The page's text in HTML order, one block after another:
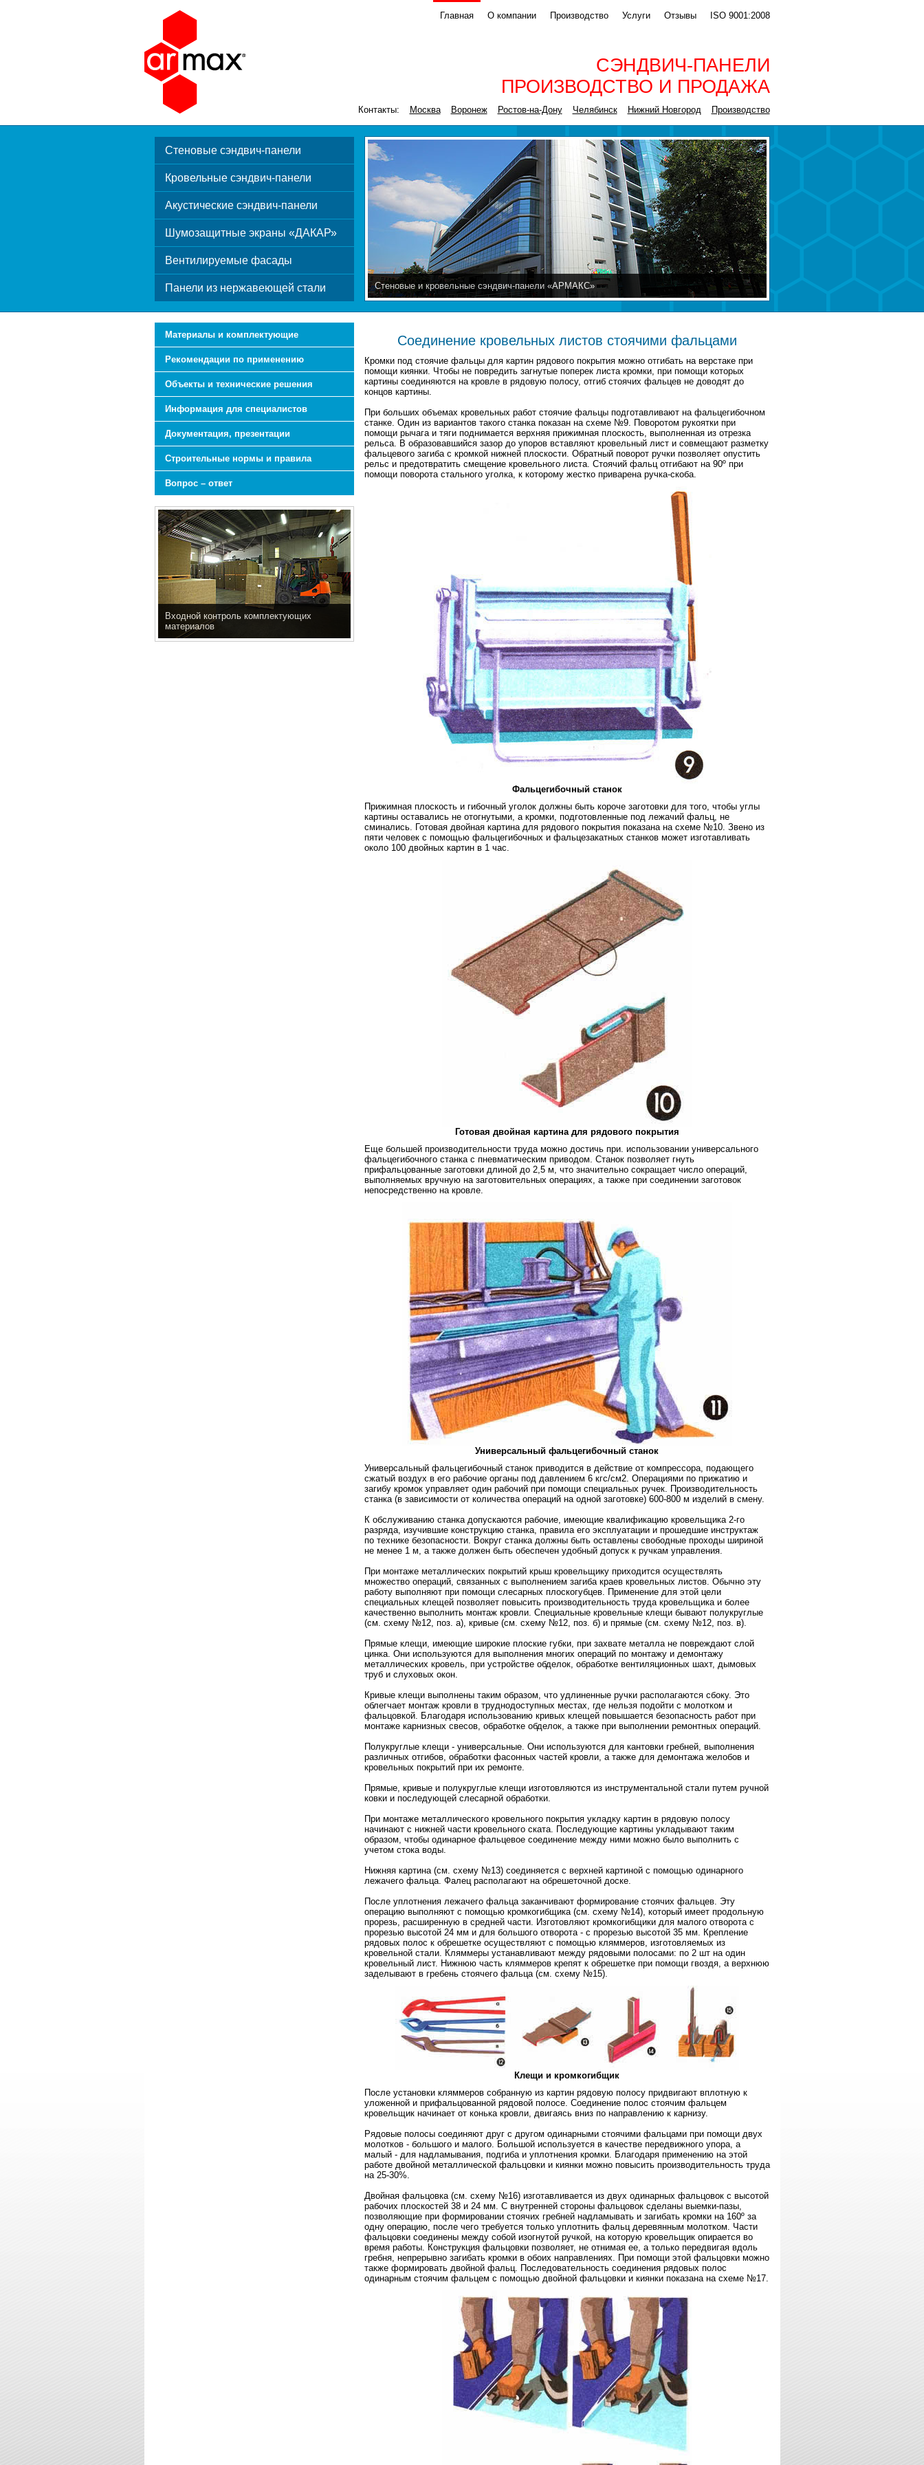
Главная О компании Производство Услуги Отзывы ISO 9001:2008
СЭНДВИЧ-ПАНЕЛИ
ПРОИЗВОДСТВО И ПРОДАЖА
Контакты: Москва Воронеж Ростов-на-Дону Челябинск Нижний Новгород Производство
Стеновые сэндвич-панели
Кровельные сэндвич-панели
Акустические сэндвич-панели
Шумозащитные экраны «ДАКАР»
Вентилируемые фасады
Панели из нержавеющей стали Стеновые и кровельные сэндвич-панели «АРМАКС»
Материалы и комплектующие
Рекомендации по применению
Объекты и технические решения
Информация для специалистов
Документация, презентации
Строительные нормы и правила
Вопрос – ответ
Входной контроль комплектующих
материалов
Соединение кровельных листов стоячими фальцами
Кромки под стоячие фальцы для картин рядового покрытия можно отгибать на верстаке при
помощи киянки. Чтобы не повредить загнутые поперек листа кромки, при помощи которых
картины соединяются на кровле в рядовую полосу, отгиб стоячих фальцев не доводят до
концов картины.
При больших объемах кровельных работ стоячие фальцы подготавливают на фальцегибочном
станке. Один из вариантов такого станка показан на схеме №9. Поворотом рукоятки при
помощи рычага и тяги поднимается верхняя прижимная плоскость, выполненная из отрезка
рельса. В образовавшийся зазор до упоров вставляют кровельный лист и совмещают разметку
фальцевого загиба с кромкой нижней плоскости. Обратный поворот ручки позволяет опустить
рельс и предотвратить смещение кровельного листа. Стоячий фальц отгибают на 90º при
помощи поворота стального уголка, к которому жестко приварена ручка-скоба.
Фальцегибочный станок
Прижимная плоскость и гибочный уголок должны быть короче заготовки для того, чтобы углы
картины оставались не отогнутыми, а кромки, подготовленные под лежачий фальц, не
сминались. Готовая двойная картина для рядового покрытия показана на схеме №10. Звено из
пяти человек с помощью фальцегибочных и фальцезакатных станков может изготавливать
около 100 двойных картин в 1 час.
Готовая двойная картина для рядового покрытия
Еще большей производительности труда можно достичь при. использовании универсального
фальцегибочного станка с пневматическим приводом. Станок позволяет гнуть
прифальцованные заготовки длиной до 2,5 м, что значительно сокращает число операций,
выполняемых вручную на заготовительных операциях, а также при соединении заготовок
непосредственно на кровле.
Универсальный фальцегибочный станок
Универсальный фальцегибочный станок приводится в действие от компрессора, подающего
сжатый воздух в его рабочие органы под давлением 6 кгс/см2. Операциями по прижатию и
загибу кромок управляет один рабочий при помощи специальных ручек. Производительность
станка (в зависимости от количества операций на одной заготовке) 600-800 м изделий в смену.
К обслуживанию станка допускаются рабочие, имеющие квалификацию кровельщика 2-го
разряда, изучившие конструкцию станка, правила его эксплуатации и прошедшие инструктаж
по технике безопасности. Вокруг станка должны быть оставлены свободные проходы шириной
не менее 1 м, а также должен быть обеспечен удобный допуск к ручкам управления.
При монтаже металлических покрытий крыш кровельщику приходится осуществлять
множество операций, связанных с выполнением загиба краев кровельных листов. Обычно эту
работу выполняют при помощи слесарных плоскогубцев. Применение для этой цели
специальных клещей позволяет повысить производительность труда кровельщика и более
качественно выполнить монтаж кровли. Специальные кровельные клещи бывают полукруглые
(см. схему №12, поз. а), кривые (см. схему №12, поз. б) и прямые (см. схему №12, поз. в).
Прямые клещи, имеющие широкие плоские губки, при захвате металла не повреждают слой
цинка. Они используются для выполнения многих операций по монтажу и демонтажу
металлических кровель, при устройстве обделок, обработке вентиляционных шахт, дымовых
труб и слуховых окон.
Кривые клещи выполнены таким образом, что удлиненные ручки располагаются сбоку. Это
облегчает монтаж кровли в труднодоступных местах, где нельзя подойти с молотком и
фальцовкой. Благодаря использованию кривых клещей повышается безопасность работ при
монтаже карнизных свесов, обработке обделок, а также при выполнении ремонтных операций.
Полукруглые клещи - универсальные. Они используются для кантовки гребней, выполнения
различных отгибов, обработки фасонных частей кровли, а также для демонтажа желобов и
кровельных покрытий при их ремонте.
Прямые, кривые и полукруглые клещи изготовляются из инструментальной стали путем ручной
ковки и последующей слесарной обработки.
При монтаже металлического кровельного покрытия укладку картин в рядовую полосу
начинают с нижней части кровельного ската. Последующие картины укладывают таким
образом, чтобы одинарное фальцевое соединение между ними можно было выполнить с
учетом стока воды.
Нижняя картина (см. схему №13) соединяется с верхней картиной с помощью одинарного
лежачего фальца. Фалец располагают на обрешеточной доске.
После уплотнения лежачего фальца заканчивают формирование стоячих фальцев. Эту
операцию выполняют с помощью кромкогибщика (см. схему №14), который имеет продольную
прорезь, расширенную в средней части. Изготовляют кромкогибщики для малого отворота с
прорезью высотой 24 мм и для большого отворота - с прорезью высотой 35 мм. Крепление
рядовых полос к обрешетке осуществляют с помощью кляммеров, изготовляемых из
кровельной стали. Кляммеры устанавливают между рядовыми полосами: по 2 шт на один
кровельный лист. Нижнюю часть кляммеров крепят к обрешетке при помощи гвоздя, а верхнюю
заделывают в гребень стоячего фальца (см. схему №15).
Клещи и кромкогибщик
После установки кляммеров собранную из картин рядовую полосу придвигают вплотную к
уложенной и прифальцованной рядовой полосе. Соединение полос стоячим фальцем
кровельщик начинает от конька кровли, двигаясь вниз по направлению к карнизу.
Рядовые полосы соединяют друг с другом одинарными стоячими фальцами при помощи двух
молотков - большого и малого. Большой используется в качестве передвижного упора, а
малый - для надламывания, подгиба и уплотнения кромки. Благодаря применению на этой
работе двойной металлической фальцовки и киянки можно повысить производительность труда
на 25-30%.
Двойная фальцовка (см. схему №16) изготавливается из двух одинарных фальцовок с высотой
рабочих плоскостей 38 и 24 мм. С внутренней стороны фальцовок сделаны выемки-пазы,
позволяющие при формировании стоячих гребней надламывать и загибать кромки на 160º за
одну операцию, после чего требуется только уплотнить фальц деревянным молотком. Части
фальцовки соединены между собой изогнутой ручкой, на которую кровельщик опирается во
время работы. Конструкция фальцовки позволяет, не отнимая ее, а только передвигая вдоль
гребня, непрерывно загибать кромки в обоих направлениях. При помощи этой фальцовки можно
также формировать двойной фальц. Последовательность соединения рядовых полос
одинарным стоячим фальцем с помощью двойной фальцовки и киянки показана на схеме №17.